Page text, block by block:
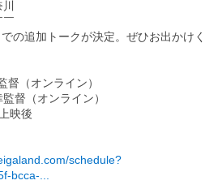
￣
での追加トークが決定。ぜひお出かけく
（オンライン）
督（オンライン）
映後
schedule?
bcca-...